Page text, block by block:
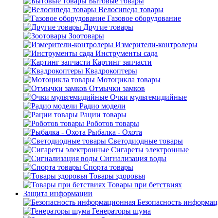
Велосипеда товары
Газовое оборудование
Другие товары
Зоотовары
Измерители-контролеры
Инструменты сада
Картинг запчасти
Квадрокоптеры
Мотоцикла товары
Отмычки замков
Очки мультемидийные
Радио модели
Рации товары
Роботов товары
Рыбалка - Охота
Светодиодные товары
Сигареты электронные
Сигнализация воды
Спорта товары
Товары здоровья
Товары при бетствиях
Защита информации
Безопасность
Генераторы шума